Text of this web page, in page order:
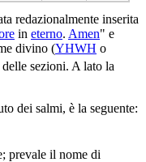
redazionalmente inserita
in eterno. Amen" e
divino (YHWH o
sezioni. A lato la
dei salmi, è la seguente:
prevale il nome di